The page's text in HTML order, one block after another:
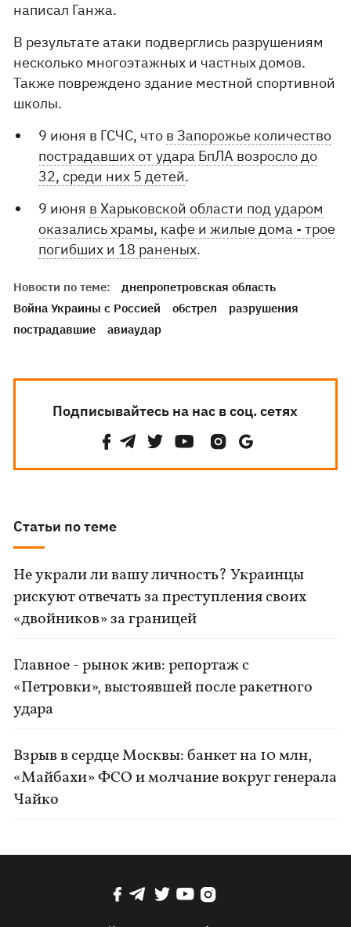
написал Ганжа.
В результате атаки подверглись разрушениям
несколько многоэтажных и частных домов.
Также повреждено здание местной спортивной
школы.
9 июня в ГСЧС, что в Запорожье количество
пострадавших от удара БпЛА возросло до
32, среди них 5 детей.
9 июня в Харьковской области под ударом
оказались храмы, кафе и жилые дома - трое
погибших и 18 раненых.
Новости по теме:
днепропетровская область
Война Украины с Россией
обстрел
разрушения
пострадавшие
авиаудар
Подписывайтесь на нас в соц. сетях
Статьи по теме
Не украли ли вашу личность? Украинцы
рискуют отвечать за преступления своих
«двойников» за границей
Главное - рынок жив: репортаж с
«Петровки», выстоявшей после ракетного
удара
Взрыв в сердце Москвы: банкет на 10 млн,
«Майбахи» ФСО и молчание вокруг генерала
Чайко